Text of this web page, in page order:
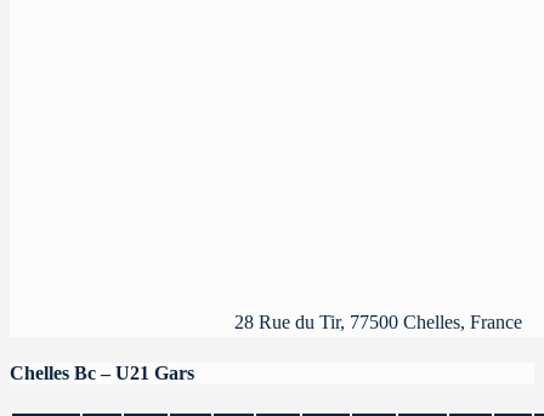
28 Rue du Tir, 77500 Chelles, France
Chelles Bc – U21 Gars